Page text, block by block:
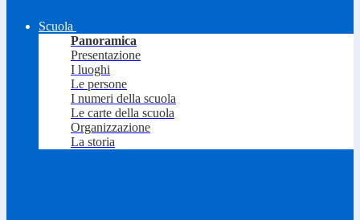
Scuola
Panoramica
Presentazione
I luoghi
Le persone
I numeri della scuola
Le carte della scuola
Organizzazione
La storia